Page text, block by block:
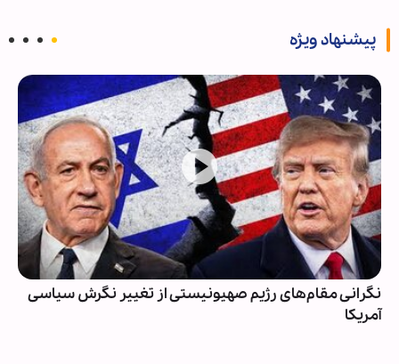
پیشنهاد ویژه
نگرانی مقام‌های رژیم صهیونیستی از تغییر نگرش سیاسی
آمریکا